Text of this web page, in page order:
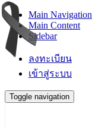
Main Navigation
Main Content
Sidebar
ลงทะเบียน
เข้าสู่ระบบ
Toggle navigation